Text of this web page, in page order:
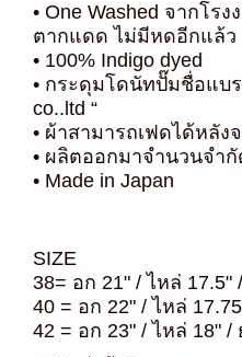
• One Washed จากโร
ตากแดด ไม่มีหดอีกแล้ว
• 100% Indigo dyed
• กระดุมโดนัทปั๊มชื่อแบร
co..ltd “
• ผ้าสามารถเฟดได้หลัง
• ผลิตออกมาจำนวนจำกั
• Made in Japan
SIZE
38= อก 21" / ไหล่ 17.5"
40 = อก 22" / ไหล่
42 = อก 23" / ไหล่ 18" /